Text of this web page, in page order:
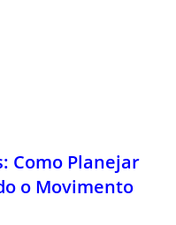
Como Planejar
o Movimento